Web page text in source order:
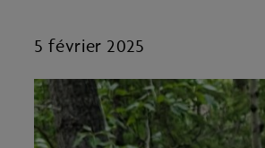
5 février 2025